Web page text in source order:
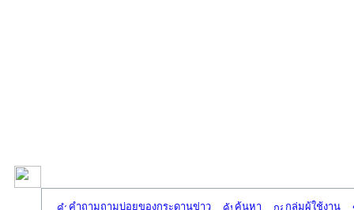
คำถามถามบ่อยของกระดานข่าว ค้นหา กลุ่มผู้ใช้งาน